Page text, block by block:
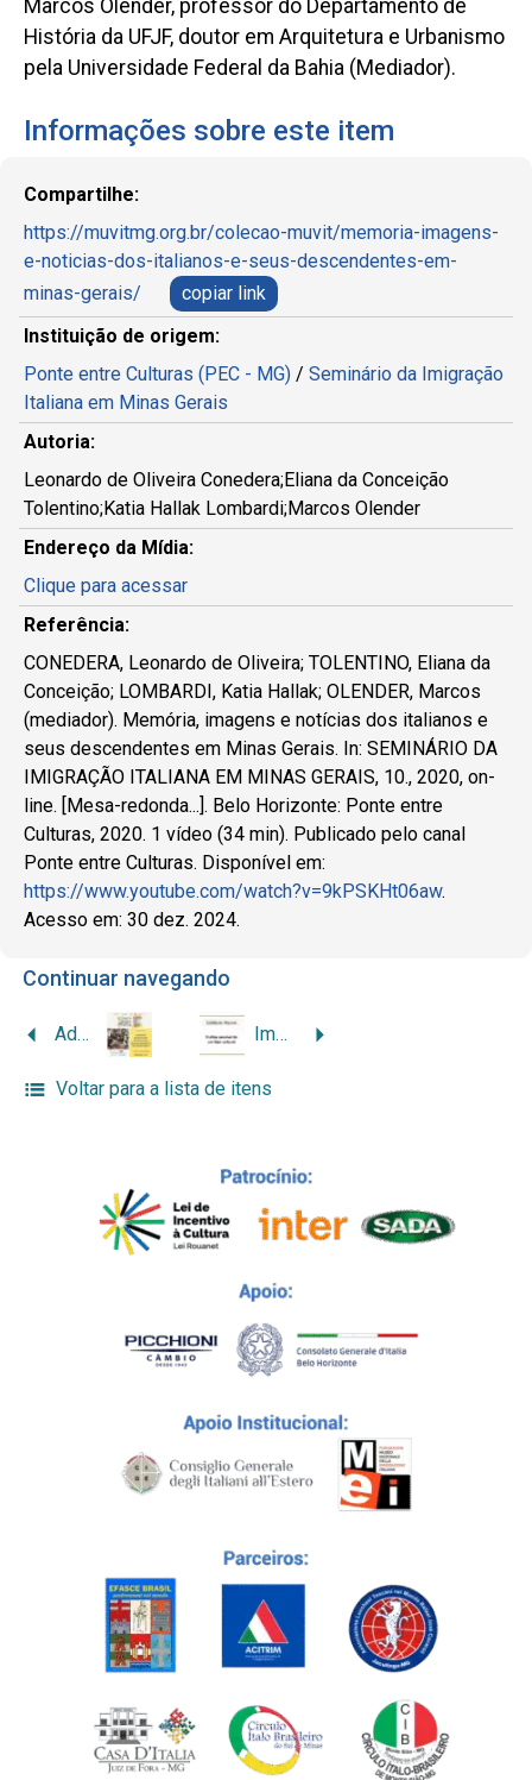
Marcos Olender, professor do Departamento de
História da UFJF, doutor em Arquitetura e Urbanismo
pela Universidade Federal da Bahia (Mediador).
Informações sobre este item
Compartilhe:
https://muvitmg.org.br/colecao-muvit/memoria-imagens-
e-noticias-dos-italianos-e-seus-descendentes-em-
minas-gerais/
copiar link
Instituição de origem:
Ponte entre Culturas (PEC - MG) / Seminário da Imigração
Italiana em Minas Gerais
Autoria:
Leonardo de Oliveira Conedera;Eliana da Conceição
Tolentino;Katia Hallak Lombardi;Marcos Olender
Endereço da Mídia:
Clique para acessar
Referência:
CONEDERA, Leonardo de Oliveira; TOLENTINO, Eliana da
Conceição; LOMBARDI, Katia Hallak; OLENDER, Marcos
(mediador). Memória, imagens e notícias dos italianos e
seus descendentes em Minas Gerais. In: SEMINÁRIO DA
IMIGRAÇÃO ITALIANA EM MINAS GERAIS, 10., 2020, on-
line. [Mesa-redonda...]. Belo Horizonte: Ponte entre
Culturas, 2020. 1 vídeo (34 min). Publicado pelo canal
Ponte entre Culturas. Disponível em:
https://www.youtube.com/watch?v=9kPSKHt06aw.
Acesso em: 30 dez. 2024.
Continuar navegando
Adelina Corroti e a Flânerie em Minas Gerais Imagens da colonização italiana da Zona da Mata – Celidonio Mazzei: o olhar sensível de um líder cultural
Voltar para a lista de itens